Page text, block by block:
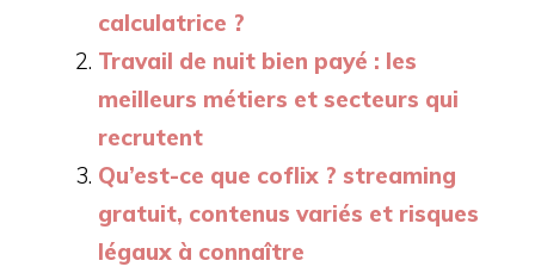
calculatrice ?
Travail de nuit bien payé : les
meilleurs métiers et secteurs qui
recrutent
Qu’est-ce que coflix ? streaming
gratuit, contenus variés et risques
légaux à connaître